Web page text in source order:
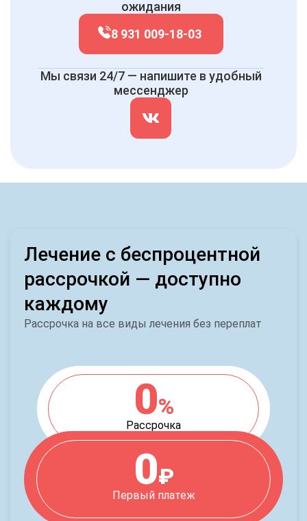
ожидания
8 931 009-18-03
Мы связи 24/7 — напишите в удобный
мессенджер
Лечение с беспроцентной
рассрочкой — доступно
каждому
Рассрочка на все виды лечения без переплат
0%
Рассрочка
0₽
Первый платеж